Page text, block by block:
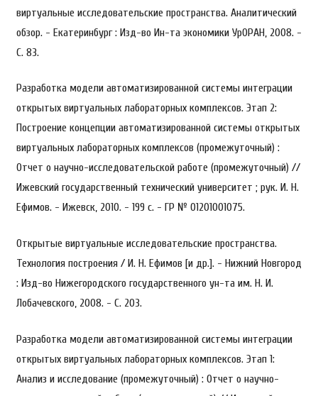
виртуальные исследовательские пространства. Аналитический
обзор. - Екатеринбург : Изд-во Ин-та экономики УрОРАН, 2008. -
С. 83.
Разработка модели автоматизированной системы интеграции
открытых виртуальных лабораторных комплексов. Этап 2:
Построение концепции автоматизированной системы открытых
виртуальных лабораторных комплексов (промежуточный) :
Отчет о научно-исследовательской работе (промежуточный) //
Ижевский государственный технический университет ; рук. И. Н.
Ефимов. - Ижевск, 2010. - 199 с. - ГР № 01201001075.
Открытые виртуальные исследовательские пространства.
Технология построения / И. Н. Ефимов [и др.]. - Нижний Новгород
: Изд-во Нижегородского государственного ун-та им. Н. И.
Лобачевского, 2008. - С. 203.
Разработка модели автоматизированной системы интеграции
открытых виртуальных лабораторных комплексов. Этап 1:
Анализ и исследование (промежуточный) : Отчет о научно-